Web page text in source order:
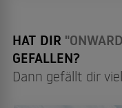
HAT DIR
GEFALLEN?
Dann gefällt dir